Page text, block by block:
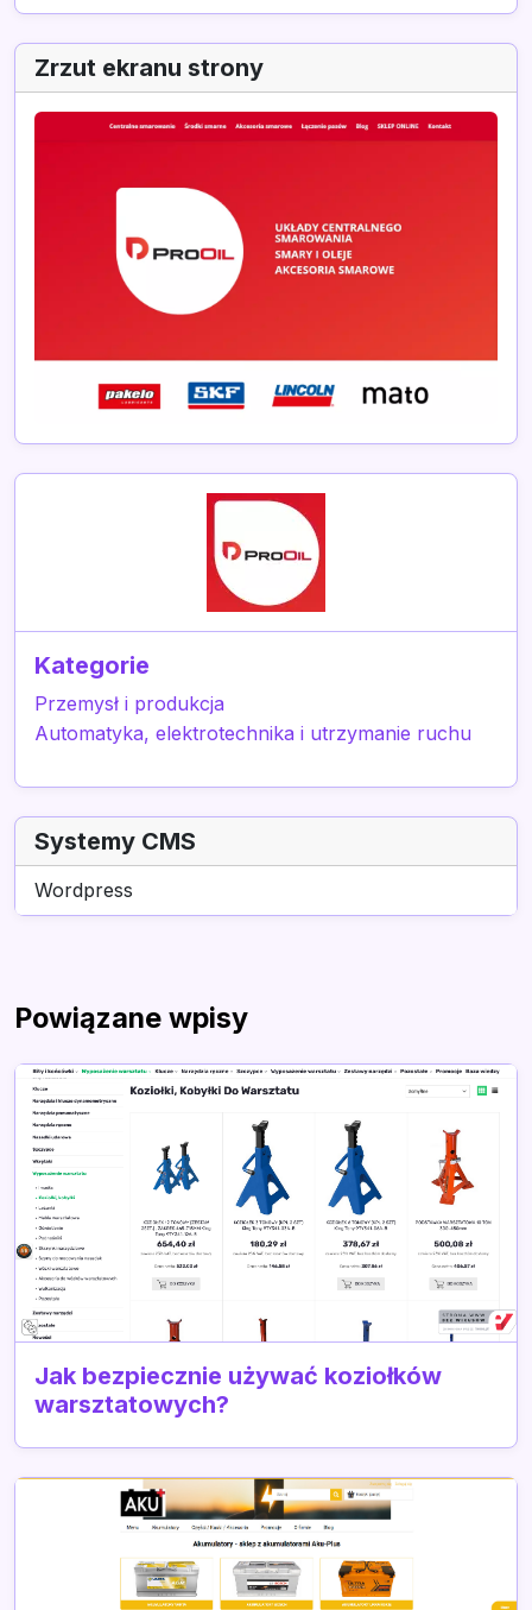
Zrzut ekranu strony
Kategorie
Przemysł i produkcja
Automatyka, elektrotechnika i utrzymanie ruchu
Systemy CMS
Wordpress
Powiązane wpisy
Jak bezpiecznie używać koziołków
warsztatowych?